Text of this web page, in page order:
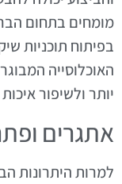
מומחים בתחום
בפיתוח תוכניות
האוכלוסייה
יותר ולשיפור
אתגרים
למרות היתרונות